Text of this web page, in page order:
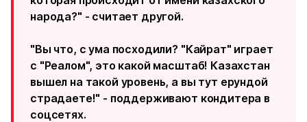
народа?" - считает другой.
"Вы что, с ума посходили? "Кайрат" играет
с "Реалом", это какой масштаб! Казахстан
вышел на такой уровень, а вы тут ерундой
страдаете!" - поддерживают кондитера в
соцсетях.